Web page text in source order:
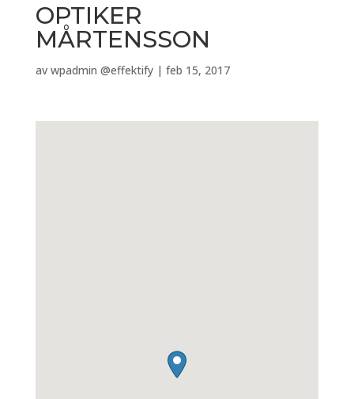
OPTIKER
MÅRTENSSON
av wpadmin @effektify| feb 15, 2017